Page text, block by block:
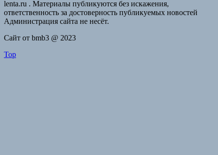
lenta.ru . Материалы публикуются без искажения,
ответственность за достоверность публикуемых новостей
Администрация сайта не несёт.
Сайт от bmb3 @ 2023
Top